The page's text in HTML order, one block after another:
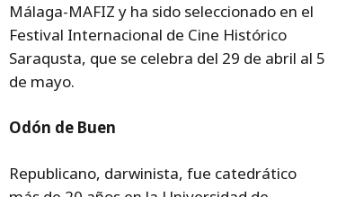
Málaga-MAFIZ y ha sido seleccionado en el
Festival Internacional de Cine Histórico
Saraqusta, que se celebra del 29 de abril al 5
de mayo.
Odón de Buen
Republicano, darwinista, fue catedrático